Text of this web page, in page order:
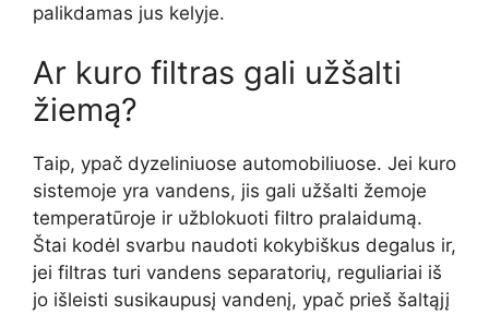
palikdamas jus kelyje.
Ar kuro filtras gali užšalti
žiemą?
Taip, ypač dyzeliniuose automobiliuose. Jei kuro
sistemoje yra vandens, jis gali užšalti žemoje
temperatūroje ir užblokuoti filtro pralaidumą.
Štai kodėl svarbu naudoti kokybiškus degalus ir,
jei filtras turi vandens separatorių, reguliariai iš
jo išleisti susikaupusį vandenį, ypač prieš šaltąjį